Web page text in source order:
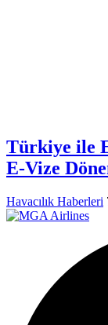
Türkiye ile
E-Vize
Havacılık Haberleri